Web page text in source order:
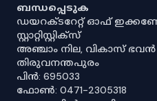
ബന്ധപ്പെടുക
ഡയറക്ടറേറ്റ് ഓഫ്
സ്റ്റാറ്റിസ്റ്റിക്സ്
അഞ്ചാം നില, വികാസ് ഭവൻ
തിരുവനന്തപുരം
പിൻ: 695033
ഫോൺ: 0471-2305318